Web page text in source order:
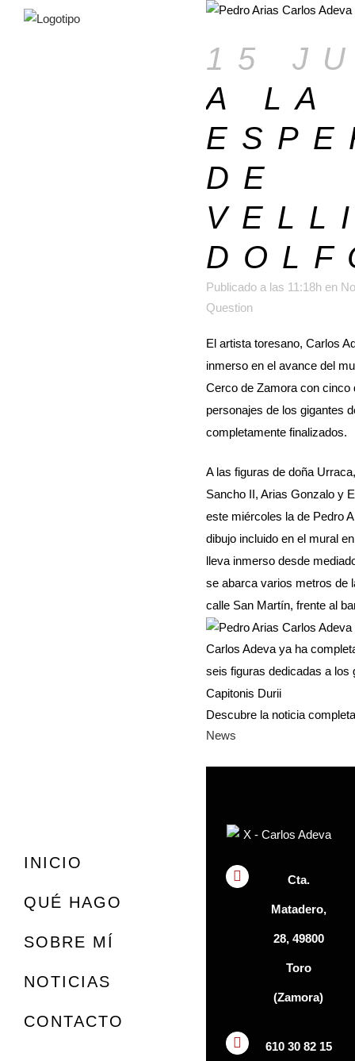
INICIO
QUÉ HAGO
SOBRE MÍ
NOTICIAS
CONTACTO
15
A LA
DE
Publicado a las 11:18h en
Question
El artista toresano, Carlos
inmerso en el avance del
Cerco de Zamora con cinco
personajes de los gigantes
completamente finalizados.
A las figuras de doña
Sancho II, Arias Gonzalo y
este miércoles la de Pedro
dibujo incluido en el mural
lleva inmerso desde
se abarca varios metros de
calle San Martín, frente al
Carlos Adeva ya ha
seis figuras dedicadas a los
Capitonis Durii
Descubre la noticia
News
Cta.
Matadero,
28, 49800
Toro
(Zamora)
610 30 82 15